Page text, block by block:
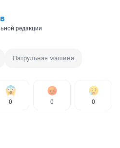
редакции
Патрульная машина
0 0 0